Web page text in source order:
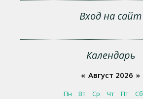
Вход на сайт
Календарь
« Август 2026 »
Пн Вт Ср Чт Пт Сб